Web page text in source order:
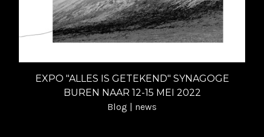
EXPO "ALLES IS GETEKEND" SYNAGOGE
BUREN NAAR 12-15 MEI 2022
Blog | news